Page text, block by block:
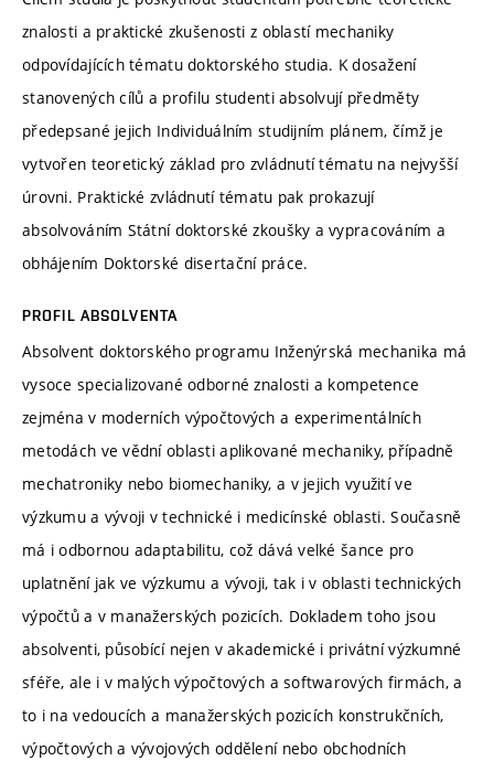
znalosti a praktické zkušenosti z oblastí mechaniky
odpovídajících tématu doktorského studia. K dosažení
stanovených cílů a profilu studenti absolvují předměty
předepsané jejich Individuálním studijním plánem, čímž je
vytvořen teoretický základ pro zvládnutí tématu na nejvyšší
úrovni. Praktické zvládnutí tématu pak prokazují
absolvováním Státní doktorské zkoušky a vypracováním a
obhájením Doktorské disertační práce.
PROFIL ABSOLVENTA
Absolvent doktorského programu Inženýrská mechanika má
vysoce specializované odborné znalosti a kompetence
zejména v moderních výpočtových a experimentálních
metodách ve vědní oblasti aplikované mechaniky, případně
mechatroniky nebo biomechaniky, a v jejich využití ve
výzkumu a vývoji v technické i medicínské oblasti. Současně
má i odbornou adaptabilitu, což dává velké šance pro
uplatnění jak ve výzkumu a vývoji, tak i v oblasti technických
výpočtů a v manažerských pozicích. Dokladem toho jsou
absolventi, působící nejen v akademické i privátní výzkumné
sféře, ale i v malých výpočtových a softwarových firmách, a
to i na vedoucích a manažerských pozicích konstrukčních,
výpočtových a vývojových oddělení nebo obchodních